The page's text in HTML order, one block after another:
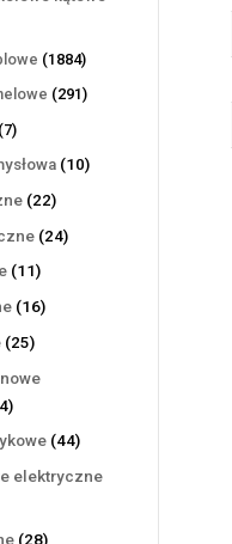
18841884
produkty
291291
77
produktów
1010
2222
produkty
2424
1111
produktów
1616
2525
54
produkty
4444
elektryczne
2828